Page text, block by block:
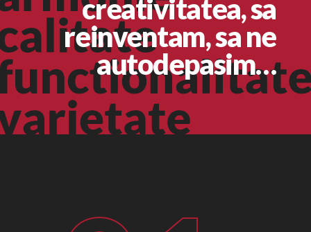
creativitatea, sa
reinventam, sa ne
autodepasim…